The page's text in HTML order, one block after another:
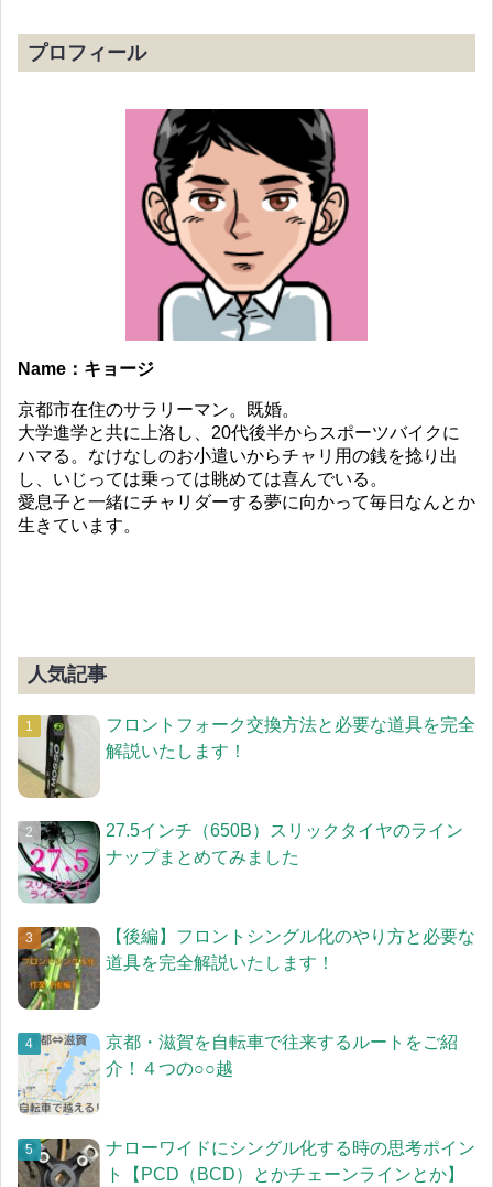
プロフィール
Name：キョージ
京都市在住のサラリーマン。既婚。
大学進学と共に上洛し、20代後半からスポーツバイクに
ハマる。なけなしのお小遣いからチャリ用の銭を捻り出
し、いじっては乗っては眺めては喜んでいる。
愛息子と一緒にチャリダーする夢に向かって毎日なんとか
生きています。
人気記事
フロントフォーク交換方法と必要な道具を完全
解説いたします！
27.5インチ（650B）スリックタイヤのライン
ナップまとめてみました
【後編】フロントシングル化のやり方と必要な
道具を完全解説いたします！
京都・滋賀を自転車で往来するルートをご紹
介！４つの○○越
ナローワイドにシングル化する時の思考ポイン
ト【PCD（BCD）とかチェーンラインとか】